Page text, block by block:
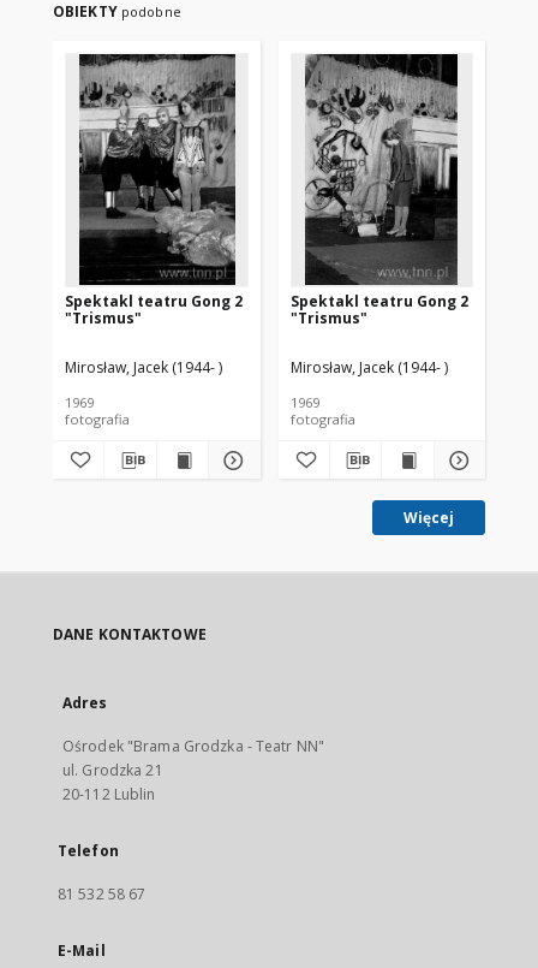
OBIEKTY podobne
Spektakl teatru Gong 2
"Trismus"
Mirosław, Jacek (1944- )
1969
fotografia
Spektakl teatru Gong 2
"Trismus"
Mirosław, Jacek (1944- )
1969
fotografia
Więcej
DANE KONTAKTOWE
Adres
Ośrodek "Brama Grodzka - Teatr NN"
ul. Grodzka 21
20-112 Lublin
Telefon
81 532 58 67
E-Mail